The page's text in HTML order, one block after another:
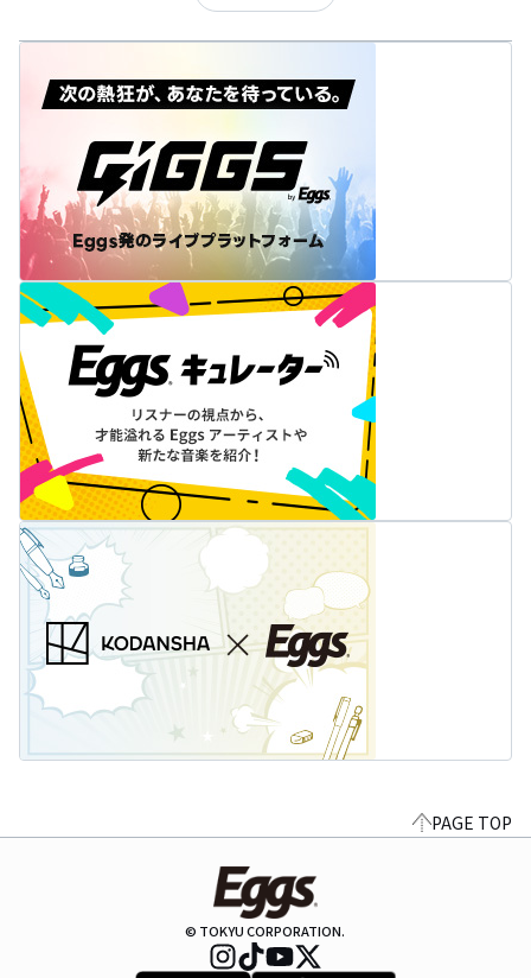
PAGE TOP
© TOKYU CORPORATION.